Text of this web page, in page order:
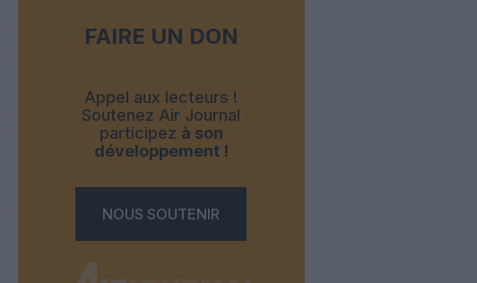
FAIRE UN DON
Appel aux lecteurs !
Soutenez Air Journal
participez à son
développement !
NOUS SOUTENIR